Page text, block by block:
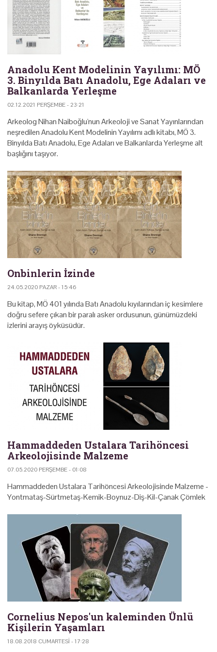
Anadolu Kent Modelinin Yayılımı: MÖ
3. Binyılda Batı Anadolu, Ege Adaları ve
Balkanlarda Yerleşme
02.12.2021 PERŞEMBE - 23:21
Arkeolog Nihan Naiboğlu'nun Arkeoloji ve Sanat Yayınlarından
neşredilen Anadolu Kent Modelinin Yayılımı adlı kitabı, MÖ 3.
Binyılda Batı Anadolu, Ege Adaları ve Balkanlarda Yerleşme alt
başlığını taşıyor.
Onbinlerin İzinde
24.05.2020 PAZAR - 15:46
Bu kitap, MÖ 401 yılında Batı Anadolu kıyılarından iç kesimlere
doğru sefere çıkan bir paralı asker ordusunun, günümüzdeki
izlerini arayış öyküsüdür.
Hammaddeden Ustalara Tarihöncesi
Arkeolojisinde Malzeme
07.05.2020 PERŞEMBE - 01:08
Hammaddeden Ustalara Tarihöncesi Arkeolojisinde Malzeme -
Yontmataş-Sürtmetaş-Kemik-Boynuz-Diş-Kil-Çanak Çömlek
Cornelius Nepos'un kaleminden Ünlü
Kişilerin Yaşamları
18.08.2018 CUMARTESI - 17:28